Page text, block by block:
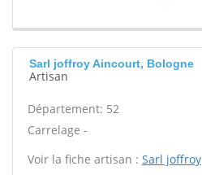
Sarl joffroy Aincourt, Bologne
Artisan
Département: 52
Carrelage -
Voir la fiche artisan : Sarl joffroy